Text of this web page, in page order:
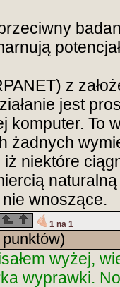
z
jest
komputer. To
żadnych
niektóre
wnoszące.
1 na 1
wyżej,
wyprawki.